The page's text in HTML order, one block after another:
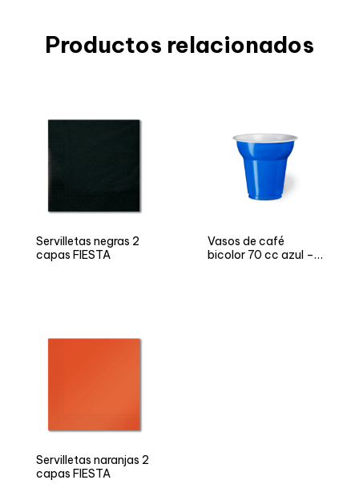
Productos relacionados
Servilletas negras 2
capas FIESTA
Vasos de café
bicolor 70 cc azul –
Servilletas naranjas 2
capas FIESTA